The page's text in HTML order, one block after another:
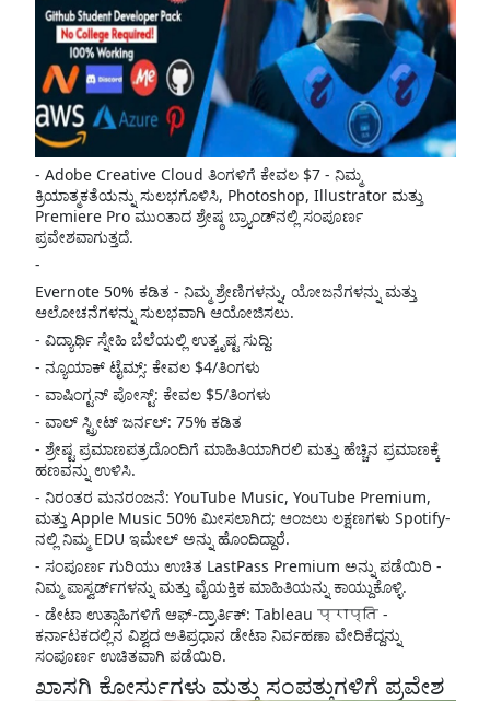
- Adobe Creative Cloud ತಿಂಗಳಿಗೆ ಕೇವಲ $7 - ನಿಮ್ಮ
ಕ್ರಿಯಾತ್ಮಕತೆಯನ್ನು ಸುಲಭಗೊಳಿಸಿ, Photoshop, Illustrator ಮತ್ತು
Premiere Pro ಮುಂತಾದ ಶ್ರೇಷ್ಠ ಬ್ರ್ಯಾಂಡ್‌ನಲ್ಲಿ ಸಂಪೂರ್ಣ
ಪ್ರವೇಶವಾಗುತ್ತದೆ.
-
Evernote 50% ಕಡಿತ - ನಿಮ್ಮ ಶ್ರೇಣಿಗಳನ್ನು, ಯೋಜನೆಗಳನ್ನು ಮತ್ತು
ಆಲೋಚನೆಗಳನ್ನು ಸುಲಭವಾಗಿ ಆಯೋಜಿಸಲು.
- ವಿದ್ಯಾರ್ಥಿ ಸ್ನೇಹಿ ಬೆಲೆಯಲ್ಲಿ ಉತ್ಕೃಷ್ಟ ಸುದ್ದಿ:
- ನ್ಯೂಯಾಕ್ ಟೈಮ್ಸ್: ಕೇವಲ $4/ತಿಂಗಳು
- ವಾಷಿಂಗ್ಟನ್ ಪೋಸ್ಟ್: ಕೇವಲ $5/ತಿಂಗಳು
- ವಾಲ್ ಸ್ಟ್ರೀಟ್ ಜರ್ನಲ್: 75% ಕಡಿತ
- ಶ್ರೇಷ್ಟ ಪ್ರಮಾಣಪತ್ರದೊಂದಿಗೆ ಮಾಹಿತಿಯಾಗಿರಲಿ ಮತ್ತು ಹೆಚ್ಚಿನ ಪ್ರಮಾಣಕ್ಕೆ
ಹಣವನ್ನು ಉಳಿಸಿ.
- ನಿರಂತರ ಮನರಂಜನೆ: YouTube Music, YouTube Premium,
ಮತ್ತು Apple Music 50% ಮೀಸಲಾಗಿದ; ಆಂಜಲು ಲಕ್ಷಣಗಳು Spotify-
ನಲ್ಲಿ ನಿಮ್ಮ EDU ಇಮೇಲ್ ಅನ್ನು ಹೊಂದಿದ್ದಾರೆ.
- ಸಂಪೂರ್ಣ ಗುರಿಯು ಉಚಿತ LastPass Premium ಅನ್ನು ಪಡೆಯಿರಿ -
ನಿಮ್ಮ ಪಾಸ್ವರ್ಡ್‌ಗಳನ್ನು ಮತ್ತು ವೈಯಕ್ತಿಕ ಮಾಹಿತಿಯನ್ನು ಕಾಯ್ದುಕೊಳ್ಳಿ.
- ಡೇಟಾ ಉತ್ಸಾಹಿಗಳಿಗೆ ಆಫ್-ದ್ರಾರ್ತಿಕ್: Tableau प्राप्ति -
ಕರ್ನಾಟಕದಲ್ಲಿನ ವಿಶ್ವದ ಅತಿಪ್ರಧಾನ ಡೇಟಾ ನಿರ್ವಹಣಾ ವೇದಿಕೆದ್ದನ್ನು
ಸಂಪೂರ್ಣ ಉಚಿತವಾಗಿ ಪಡೆಯಿರಿ.
ಖಾಸಗಿ ಕೋರ್ಸುಗಳು ಮತ್ತು ಸಂಪತ್ತುಗಳಿಗೆ ಪ್ರವೇಶ